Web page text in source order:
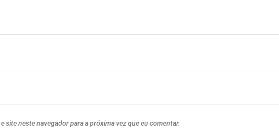
site neste navegador para a próxima vez que eu comentar.